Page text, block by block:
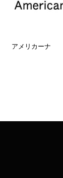
アメリカーナ